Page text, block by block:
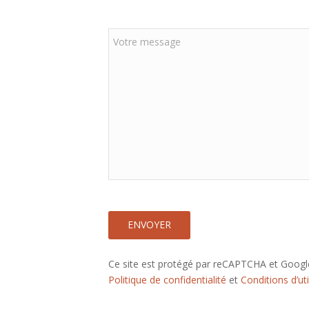
e
ENVOYER
Ce site est protégé par reCAPTCHA et
Politique de confidentialité et Conditions